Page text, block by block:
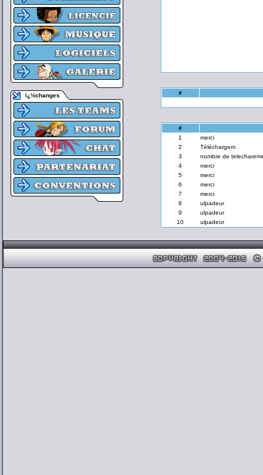
ï¿½changes #
#
1
merci
2
Téléchargem
3
nombre de
4
merci
5
merci
6
merci
7
merci
8
ulpadeur
9
ulpadeur
10
ulpadeur